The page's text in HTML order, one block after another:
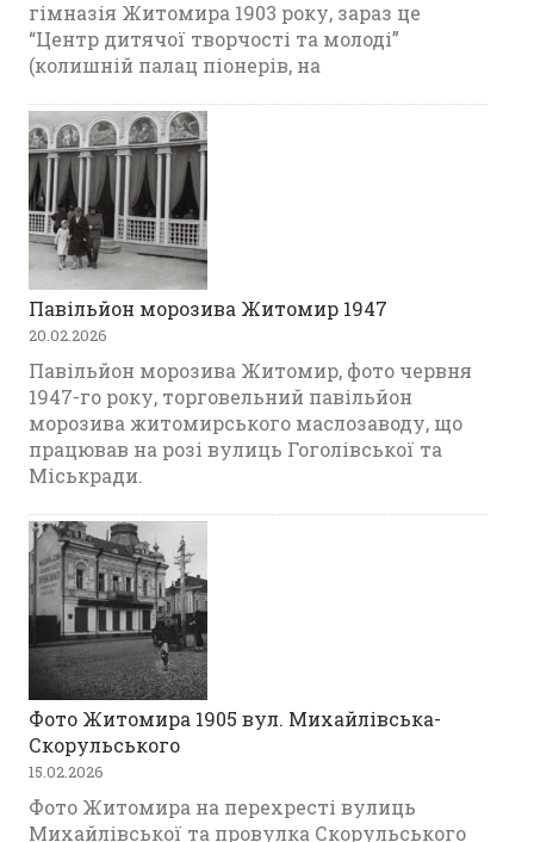
гімназія Житомира 1903 року, зараз це
“Центр дитячої творчості та молоді”
(колишній палац піонерів, на
Павільйон морозива Житомир 1947
20.02.2026
Павільйон морозива Житомир, фото червня
1947-го року, торговельний павільйон
морозива житомирського маслозаводу, що
працював на розі вулиць Гоголівської та
Міськради.
Фото Житомира 1905 вул. Михайлівська-
Скорульського
15.02.2026
Фото Житомира на перехресті вулиць
Михайлівської та провулка Скорульського